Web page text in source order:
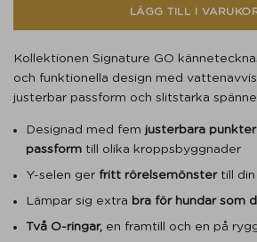
Kollektionen Signature GO
och funktionella design med
justerbar passform och slitstarka
Designad med fem justerbara
passform till olika kroppsbyggnader
Y-selen ger fritt rörelsemönster till din
Lämpar sig extra bra för hundar som
Två O-ringar, en framtill och en på
LÄGG TILL I